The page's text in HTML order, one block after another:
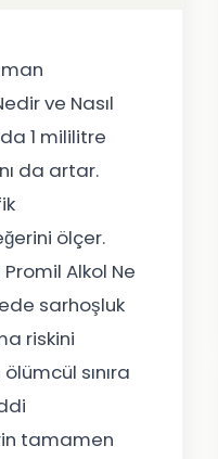
ve Nasıl
1 mililitre
da artar.
ölçer.
Alkol Ne
sarhoşluk
riskini
sınıra
tamamen